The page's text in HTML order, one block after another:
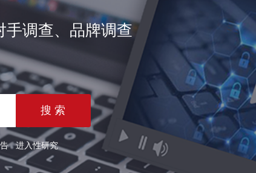
手调查、品牌调查
进入性研究